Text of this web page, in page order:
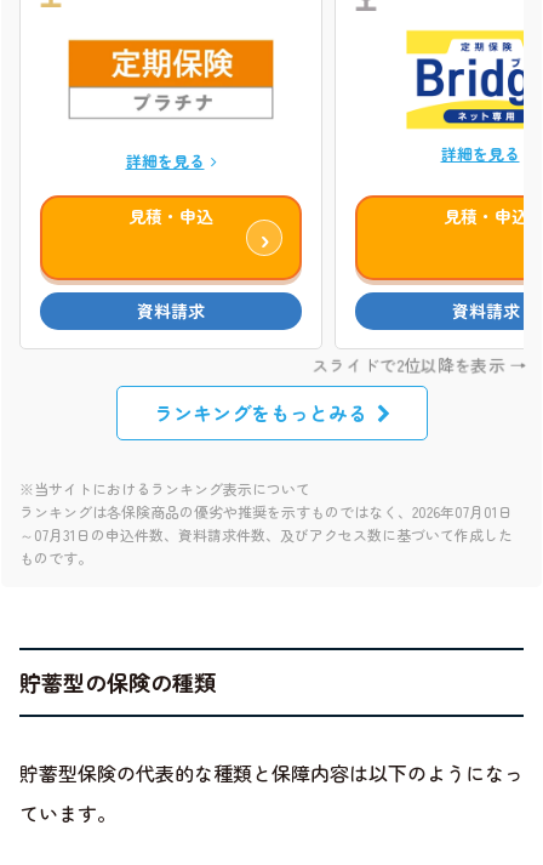
詳細を見る
見積・申込
詳細を見る
見積・申込
ランキングをもっとみる
※当サイトにおけるランキング表示について
ランキングは各保険商品の優劣や推奨を示すものではなく、2026年07月01日
～07月31日の申込件数、資料請求件数、及びアクセス数に基づいて作成した
ものです。
貯蓄型の保険の種類
貯蓄型保険の代表的な種類と保障内容は以下のようになっ
ています。